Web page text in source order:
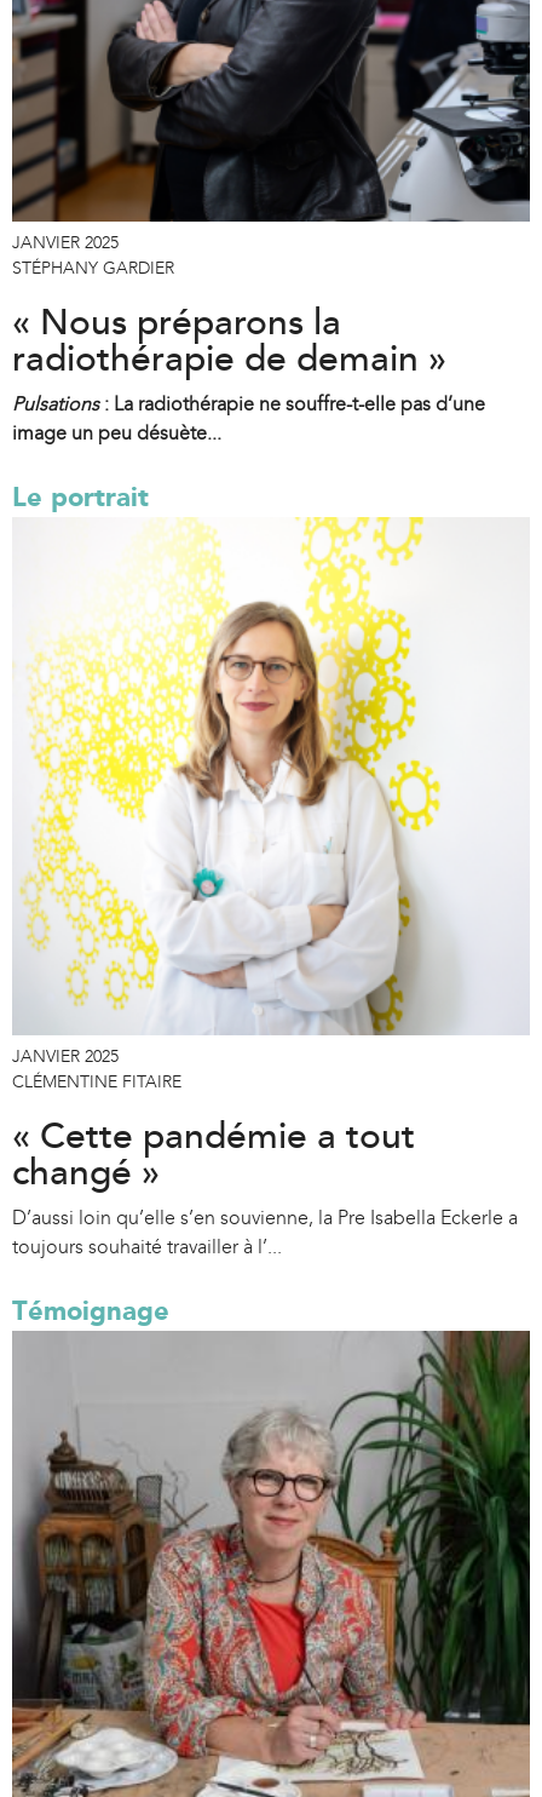
JANVIER 2025
STÉPHANY GARDIER
« Nous préparons la
radiothérapie de demain »
Pulsations: La radiothérapie ne souffre-t-elle pas d’une
image un peu désuète...
Le portrait
JANVIER 2025
CLÉMENTINE FITAIRE
« Cette pandémie a tout
changé »
D’aussi loin qu’elle s’en souvienne, la Pre Isabella Eckerle a
toujours souhaité travailler à l’...
Témoignage